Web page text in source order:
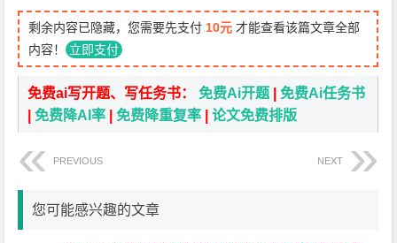
剩余内容已隐藏，您需要先支付 10元 才能查看该篇文章全部
内容！ 立即支付
免费ai写开题、写任务书：免费Ai开题 |免费Ai任务书
|免费降AI率 |免费降重复率 |论文免费排版
PREVIOUS NEXT
您可能感兴趣的文章